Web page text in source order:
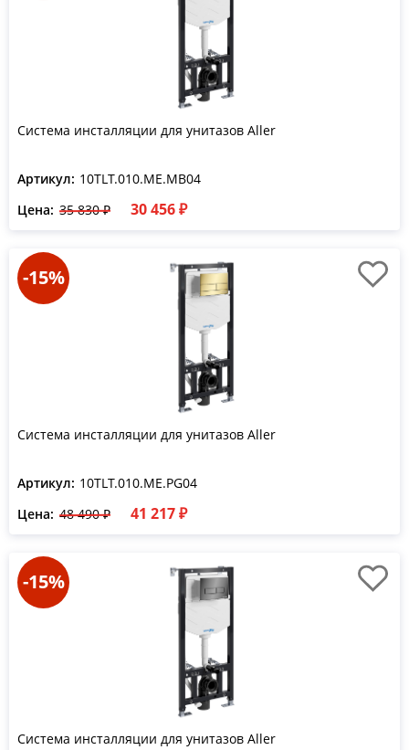
Система инсталляции для унитазов Aller
Артикул: 10TLT.010.ME.MB04
Цена: 35 830 ₽ 30 456 ₽
-15%
Система инсталляции для унитазов Aller
Артикул: 10TLT.010.ME.PG04
Цена: 48 490 ₽ 41 217 ₽
-15%
Система инсталляции для унитазов Aller